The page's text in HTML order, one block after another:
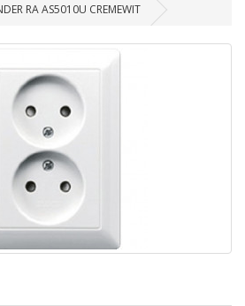
RA AS5010U CREMEWIT